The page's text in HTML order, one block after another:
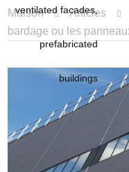
Maison Articles
bardage ou les